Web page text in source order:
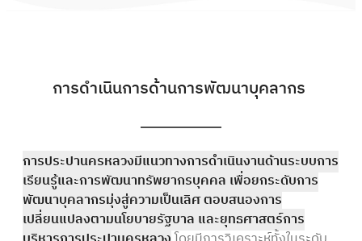
การดำเนินการด้านการพัฒนาบุคลากร
การประปานครหลวงมีแนวทางการดำเนินงานด้านระบบการ
เรียนรู้และการพัฒนาทรัพยากรบุคคล เพื่อยกระดับการ
พัฒนาบุคลากรมุ่งสู่ความเป็นเลิศ ตอบสนองการ
เปลี่ยนแปลงตามนโยบายรัฐบาล และยุทธศาสตร์การ